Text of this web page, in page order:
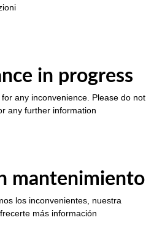
in progress
any inconvenience. Please do not
any further information
mantenimiento
los inconvenientes, nuestra
más información